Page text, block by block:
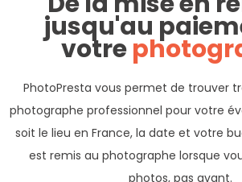
jusqu'au
votre
PhotoPresta vous permet de trouver
photographe professionnel pour votre
soit le lieu en France, la date et votre
est remis au photographe lorsque
photos, pas avant.